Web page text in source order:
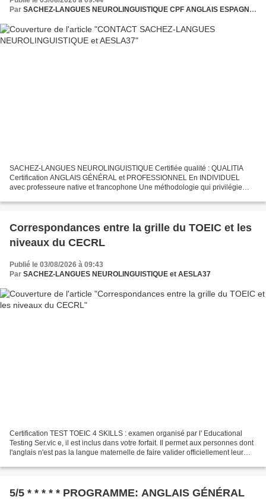
Par SACHEZ-LANGUES NEUROLINGUISTIQUE CPF ANGLAIS ESPAGNOL
SACHEZ-LANGUES NEUROLINGUISTIQUE Certifiée qualité : QUALITIA
Certification ANGLAIS GÉNÉRAL et PROFESSIONNEL En INDIVIDUEL
avec professeure native et francophone Une méthodologie qui privilégie
Correspondances entre la grille du TOEIC et les
niveaux du CECRL
Publié le 03/08/2026 à 09:43
Par SACHEZ-LANGUES NEUROLINGUISTIQUE et AESLA37
Certification TEST TOEIC 4 SKILLS : examen organisé par l' Educational
Testing Ser.vic e, il est inclus dans votre forfait. Il permet aux personnes dont
l'anglais n'est pas la langue maternelle de faire valider officiellement leur
5/5 * * * * * PROGRAMME: ANGLAIS GÉNÉRAL